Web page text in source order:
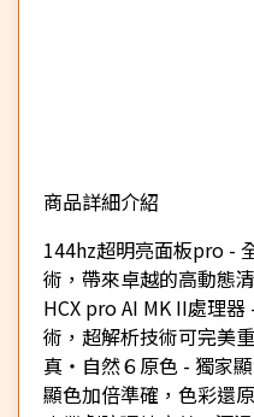
商品詳細介紹
144hz超明亮面板pro -
術，帶來卓越的高動態
HCX pro AI MK II處理
術，超解析技術可完美
真・自然６原色 - 獨家
顯色加倍準確，色彩還